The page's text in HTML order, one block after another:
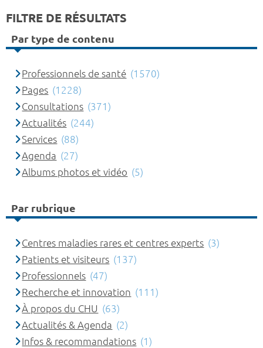
FILTRE DE RÉSULTATS
Par type de contenu
Professionnels de santé (1570)
Pages (1228)
Consultations (371)
Actualités (244)
Services (88)
Agenda (27)
Albums photos et vidéo (5)
Par rubrique
Centres maladies rares et centres experts (3)
Patients et visiteurs (137)
Professionnels (47)
Recherche et innovation (111)
À propos du CHU (63)
Actualités & Agenda (2)
Infos & recommandations (1)